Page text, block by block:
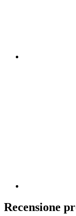
Recensione